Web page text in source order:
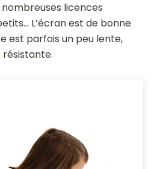
licences
L’écran est de bonne
est parfois un peu lente,